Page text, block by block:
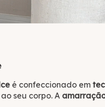
é confeccionado em
seu corpo. A